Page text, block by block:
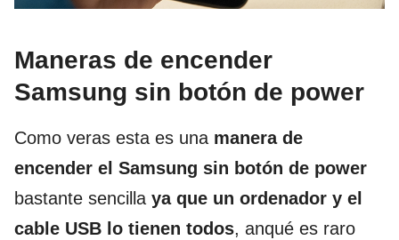
Maneras de encender
Samsung sin botón de power
Como veras esta es una manera de
encender el Samsung sin botón de power
bastante sencilla ya que un ordenador y el
cable USB lo tienen todos, anqué es raro